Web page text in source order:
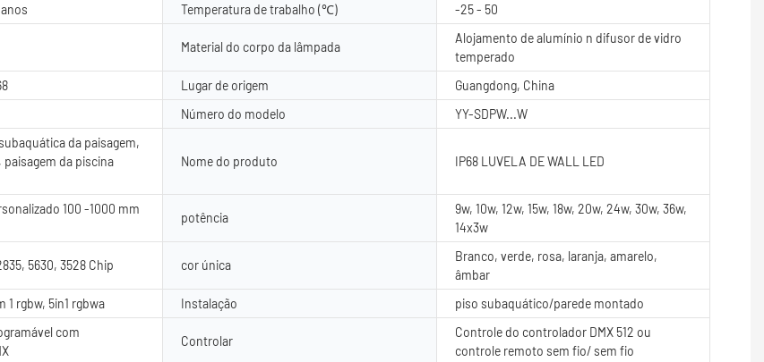
Temperatura de trabalho (℃) -25 - 50
Material do corpo da lâmpada
Alojamento de alumínio n difusor de vidro
temperado
Lugar de origem
Guangdong, China
Número do modelo YY-SDPW...W
da paisagem,
da piscina
Nome do produto IP68 LUVELA DE WALL LED
100 -1000 mm
potência
9w, 10w, 12w, 15w, 18w, 20w, 24w, 30w, 36w,
14x3w
5630, 3528 Chip cor única
Branco, verde, rosa, laranja, amarelo,
âmbar
1 rgbw, 5in1 rgbwa Instalação piso subaquático/parede montado
com
Controlar
Controle do controlador DMX 512 ou
controle remoto sem fio/ sem fio